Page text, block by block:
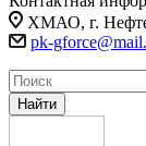
ХМАО, г.
pk-
Найти